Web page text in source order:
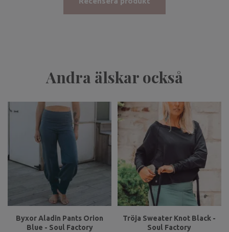
Andra älskar också
Byxor Aladin Pants Orion
Blue - Soul Factory
Tröja Sweater Knot Black -
Soul Factory